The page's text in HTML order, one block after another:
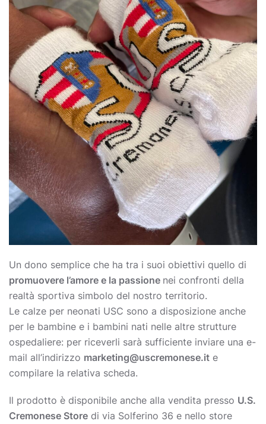
Un dono semplice che ha tra i suoi obiettivi quello di
promuovere l’amore e la passione nei confronti della
realtà sportiva simbolo del nostro territorio.
Le calze per neonati USC sono a disposizione anche
per le bambine e i bambini nati nelle altre strutture
ospedaliere: per riceverli sarà sufficiente inviare una e-
mail all’indirizzo marketing@uscremonese.it e
compilare la relativa scheda.
Il prodotto è disponibile anche alla vendita presso U.S.
Cremonese Store di via Solferino 36 e nello store